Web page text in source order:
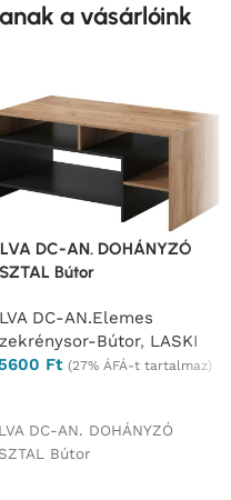
a vásárlóink
DC-AN. DOHÁNYZÓ
Bútor
DC-AN.Elemes
Bútor, LASKI
Ft (27% ÁFÁ-t tartalmaz)
DC-AN. DOHÁNYZÓ
Bútor